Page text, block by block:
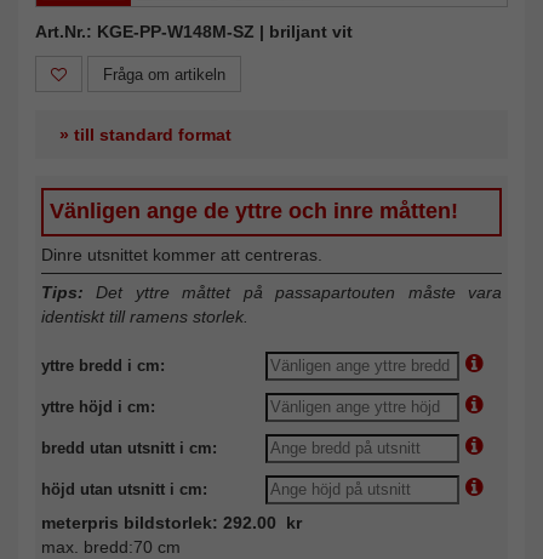
Art.Nr.: KGE-PP-W148M-SZ | briljant vit
Fråga om artikeln
» till standard format
Vänligen ange de yttre och inre måtten!
Dinre utsnittet kommer att centreras.
Tips: Det yttre måttet på passapartouten måste vara
identiskt till ramens storlek.
yttre bredd i cm:
yttre höjd i cm:
bredd utan utsnitt i cm:
höjd utan utsnitt i cm:
meterpris bildstorlek: 292.00 kr
max. bredd:70 cm